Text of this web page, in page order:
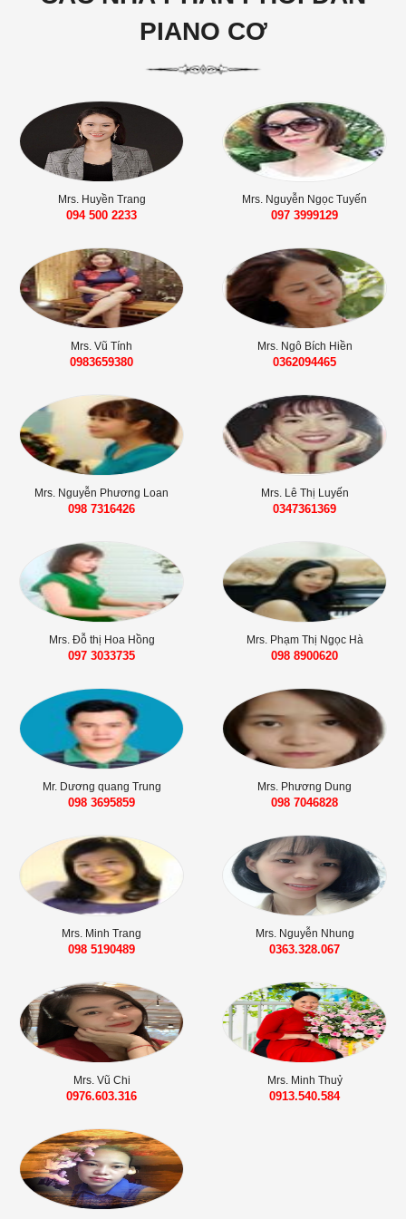
PIANO CƠ
Mrs. Huyền Trang
094 500 2233
Mrs. Nguyễn Ngọc Tuyến
‭097 3999129‬
Mrs. Vũ Tính
0983659380
Mrs. Ngô Bích Hiền
0362094465
Mrs. Nguyễn Phương Loan
098 7316426‬‬
Mrs. Lê Thị Luyến
0347361369
Mrs. Đỗ thị Hoa Hồng
097 3033735
Mrs. Phạm Thị Ngọc Hà
098 8900620
Mr. Dương quang Trung
098 3695859‬
Mrs. Phương Dung
098 7046828‬
Mrs. Minh Trang
098 5190489
Mrs. Nguyễn Nhung
0363.328.067
Mrs. Vũ Chi
0976.603.316
Mrs. Minh Thuỷ
0913.540.584